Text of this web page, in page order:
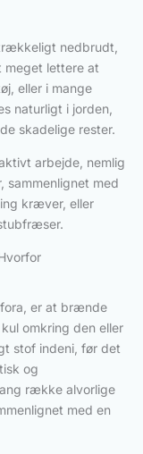
nedbrudt,
meget lettere at
eller i mange
naturligt i jorden,
skadelige rester.
arbejde, nemlig
sammenlignet med
kræver, eller
er at brænde
omkring den eller
stof indeni, før det
og
række alvorlige
med en